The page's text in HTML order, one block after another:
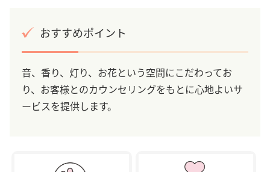
おすすめポイント
音、香り、灯り、お花という空間にこだわってお
り、お客様とのカウンセリングをもとに心地よいサ
ービスを提供します。